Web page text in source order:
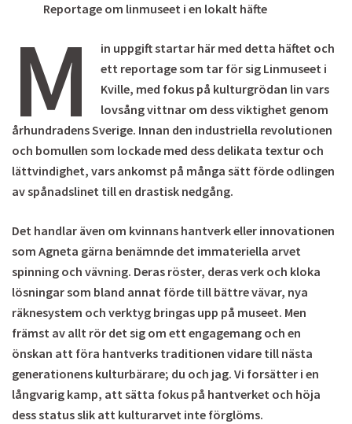
Reportage om linmuseet i en lokalt häfte
M
in uppgift startar här med detta häftet och
ett reportage som tar för sig Linmuseet i
Kville, med fokus på kulturgrödan lin vars
lovsång vittnar om dess viktighet genom
århundradens Sverige. Innan den industriella revolutionen
och bomullen som lockade med dess delikata textur och
lättvindighet, vars ankomst på många sätt förde odlingen
av spånadslinet till en drastisk nedgång.
Det handlar även om kvinnans hantverk eller innovationen
som Agneta gärna benämnde det immateriella arvet
spinning och vävning. Deras röster, deras verk och kloka
lösningar som bland annat förde till bättre vävar, nya
räknesystem och verktyg bringas upp på museet. Men
främst av allt rör det sig om ett engagemang och en
önskan att föra hantverks traditionen vidare till nästa
generationens kulturbärare; du och jag. Vi forsätter i en
långvarig kamp, att sätta fokus på hantverket och höja
dess status slik att kulturarvet inte förglöms.